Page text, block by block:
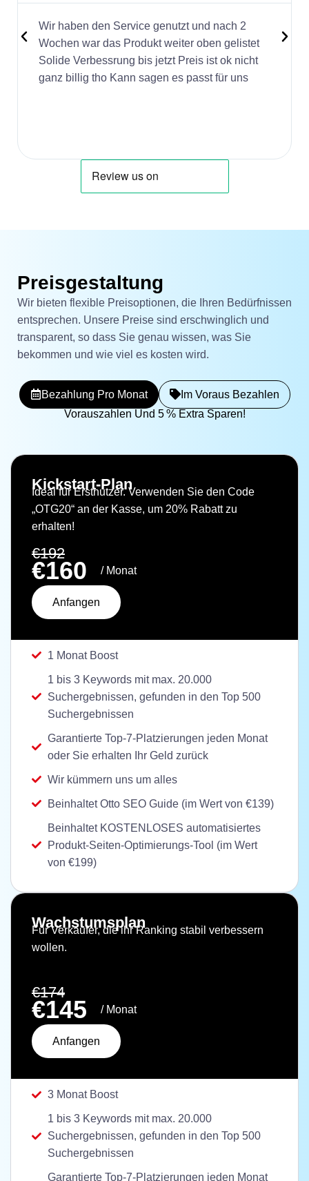
Wir haben den Service genutzt und nach 2
Wochen war das Produkt weiter oben gelistet
Solide Verbessrung bis jetzt Preis ist ok nicht
ganz billig tho Kann sagen es passt für uns
Preisgestaltung
Wir bieten flexible Preisoptionen, die Ihren Bedürfnissen
entsprechen. Unsere Preise sind erschwinglich und
transparent, so dass Sie genau wissen, was Sie
bekommen und wie viel es kosten wird.
Bezahlung Pro Monat
Im Voraus Bezahlen
Vorauszahlen Und 5 % Extra Sparen!
Kickstart-Plan
Ideal für Erstnutzer. Verwenden Sie den Code
„OTG20“ an der Kasse, um 20% Rabatt zu
erhalten!
€192
€160 / Monat
Anfangen
1 Monat Boost
1 bis 3 Keywords mit max. 20.000
Suchergebnissen, gefunden in den Top 500
Suchergebnissen
Garantierte Top-7-Platzierungen jeden Monat
oder Sie erhalten Ihr Geld zurück
Wir kümmern uns um alles
Beinhaltet Otto SEO Guide (im Wert von €139)
Beinhaltet KOSTENLOSES automatisiertes
Produkt-Seiten-Optimierungs-Tool (im Wert
von €199)
Wachstumsplan
Für Verkäufer, die ihr Ranking stabil verbessern
wollen.
€174
€145 / Monat
Anfangen
3 Monat Boost
1 bis 3 Keywords mit max. 20.000
Suchergebnissen, gefunden in den Top 500
Suchergebnissen
Garantierte Top-7-Platzierungen jeden Monat